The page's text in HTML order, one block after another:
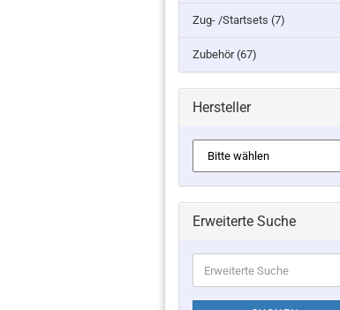
Zug- /Startsets (7)
Zubehör (67)
Hersteller
Erweiterte Suche
Suche